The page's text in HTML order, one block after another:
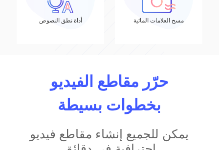
أداة نطق النصوص مسح العلامات المائية
حرّر مقاطع الفيديو
بخطوات بسيطة
يمكن للجميع إنشاء مقاطع فيديو